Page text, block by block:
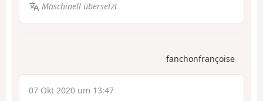
Maschinell übersetzt
fanchonfrançoise
07 Okt 2020 um 13:47